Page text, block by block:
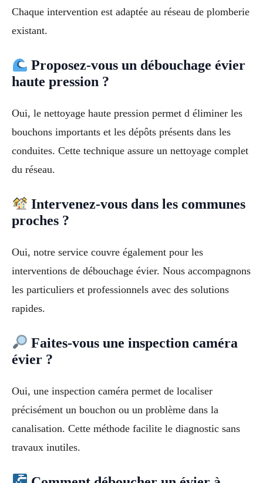
Chaque intervention est adaptée au réseau de plomberie
existant.
Proposez-vous un débouchage évier
haute pression ?
Oui, le nettoyage haute pression permet d éliminer les
bouchons importants et les dépôts présents dans les
conduites. Cette technique assure un nettoyage complet
du réseau.
Intervenez-vous dans les communes
proches ?
Oui, notre service couvre également pour les
interventions de débouchage évier. Nous accompagnons
les particuliers et professionnels avec des solutions
rapides.
Faites-vous une inspection caméra
évier ?
Oui, une inspection caméra permet de localiser
précisément un bouchon ou un problème dans la
canalisation. Cette méthode facilite le diagnostic sans
travaux inutiles.